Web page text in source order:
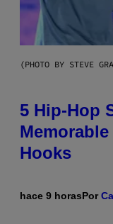
(PHOTO BY STEVE
5 Hip-Hop
Hooks
hace 9 horasPor